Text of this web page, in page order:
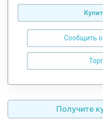
Сообщить
Получите